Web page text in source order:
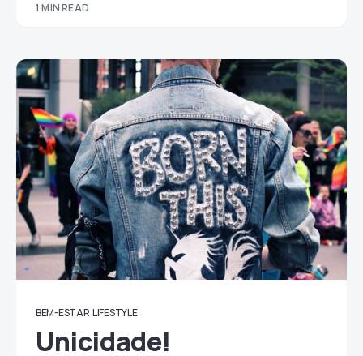
1 MIN READ
BEM-ESTAR LIFESTYLE
Unicidade!